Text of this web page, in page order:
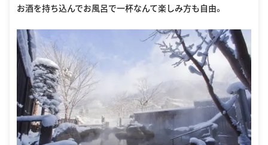
お酒を持ち込んでお風呂で一杯なんて楽しみ方も自由。